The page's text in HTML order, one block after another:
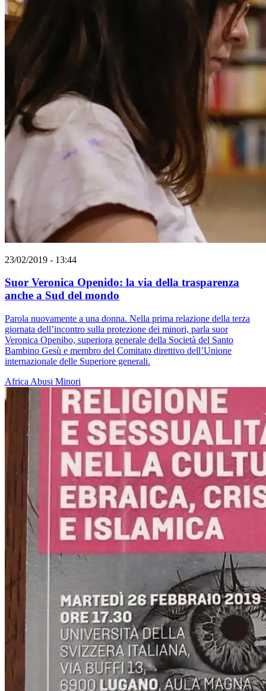
23/02/2019 - 13:44
Suor Veronica Openido: la via della trasparenza
anche a Sud del mondo
Parola nuovamente a una donna. Nella prima relazione della terza
giornata dell’incontro sulla protezione dei minori, parla suor
Veronica Openibo, superiora generale della Società del Santo
Bambino Gesù e membro del Comitato direttivo dell’Unione
internazionale delle Superiore generali.
Africa Abusi Minori